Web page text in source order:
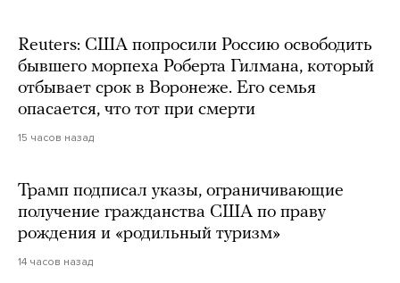
Reuters: США попросили Россию освободить
бывшего морпеха Роберта Гилмана, который
отбывает срок в Воронеже. Его семья
опасается, что тот при смерти
15 часов назад
Трамп подписал указы, ограничивающие
получение гражданства США по праву
рождения и «родильный туризм»
14 часов назад